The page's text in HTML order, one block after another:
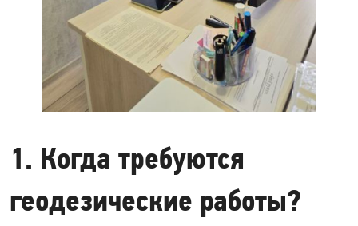
1. Когда требуются
геодезические работы?